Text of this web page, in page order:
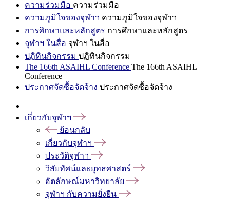
ความร่วมมือ ความร่วมมือ
ความภูมิใจของจุฬาฯ ความภูมิใจของจุฬาฯ
การศึกษาและหลักสูตร การศึกษาและหลักสูตร
จุฬาฯ ในสื่อ จุฬาฯ ในสื่อ
ปฏิทินกิจกรรม ปฏิทินกิจกรรม
The 166th ASAIHL Conference The 166th ASAIHL
Conference
ประกาศจัดซื้อจัดจ้าง ประกาศจัดซื้อจัดจ้าง
เกี่ยวกับจุฬาฯ
ย้อนกลับ
เกี่ยวกับจุฬาฯ
ประวัติจุฬาฯ
วิสัยทัศน์และยุทธศาสตร์
อัตลักษณ์มหาวิทยาลัย
จุฬาฯ กับความยั่งยืน